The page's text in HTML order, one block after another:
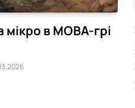
в MOBA-грі